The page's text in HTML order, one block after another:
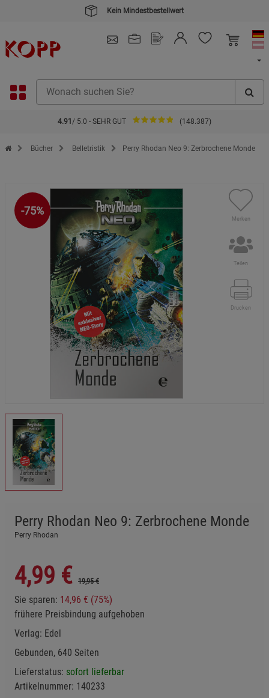
Kein Mindestbestellwert
4.91 / 5.0 - SEHR GUT (148.387)
Zur Startseite des Kopp Verlag Online-Shop
Bücher Belletristik Perry Rhodan Neo 9: Zerbrochene Monde
-75%
Merken
Teilen
Drucken
Perry Rhodan Neo 9: Zerbrochene Monde
Perry Rhodan
4,99 € 19,95 €
Sie sparen: 14,96 € (75%)
frühere Preisbindung aufgehoben
Verlag: Edel
Gebunden, 640 Seiten
Lieferstatus: sofort lieferbar
Artikelnummer: 140233